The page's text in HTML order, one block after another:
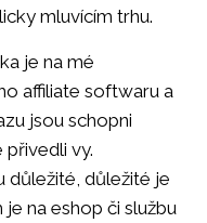
mluvícím trhu.
je na mé
affiliate softwaru a
jsou schopni
vy.
důležité, důležité je
na eshop či službu